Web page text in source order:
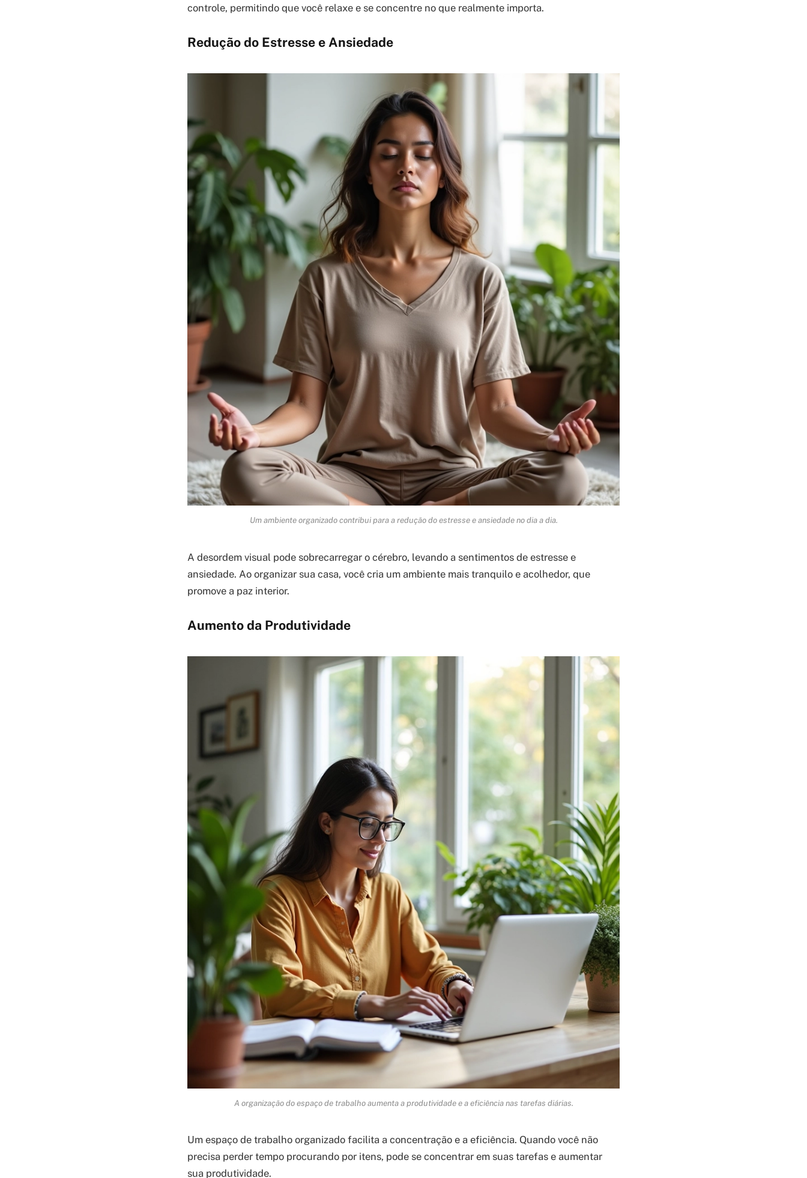
controle, permitindo que você relaxe e se concentre no que realmente importa.
Redução do Estresse e Ansiedade
Um ambiente organizado contribui para a redução do estresse e ansiedade no dia a dia.
A desordem visual pode sobrecarregar o cérebro, levando a sentimentos de estresse e
ansiedade. Ao organizar sua casa, você cria um ambiente mais tranquilo e acolhedor, que
promove a paz interior.
Aumento da Produtividade
A organização do espaço de trabalho aumenta a produtividade e a eficiência nas tarefas diárias.
Um espaço de trabalho organizado facilita a concentração e a eficiência. Quando você não
precisa perder tempo procurando por itens, pode se concentrar em suas tarefas e aumentar
sua produtividade.